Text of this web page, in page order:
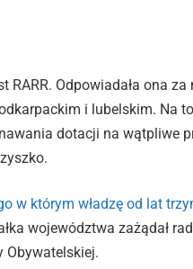
RARR. Odpowiadała ona za
i lubelskim. Na
dotacji na wątpliwe
w którym władzę od lat
województwa zażądał
Obywatelskiej.